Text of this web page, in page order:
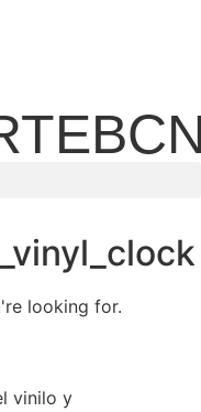
looking for.
vinilo y